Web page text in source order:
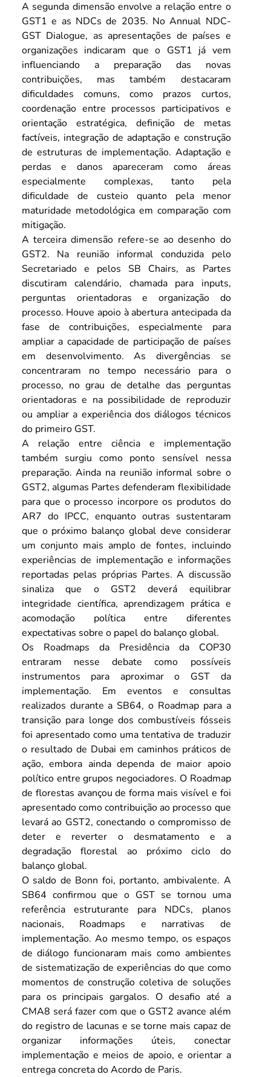
A segunda dimensão envolve a relação entre o
GST1 e as NDCs de 2035. No Annual NDC-
GST Dialogue, as apresentações de países e
organizações indicaram que o GST1 já vem
influenciando a preparação das novas
contribuições, mas também destacaram
dificuldades comuns, como prazos curtos,
coordenação entre processos participativos e
orientação estratégica, definição de metas
factíveis, integração de adaptação e construção
de estruturas de implementação. Adaptação e
perdas e danos apareceram como áreas
especialmente complexas, tanto pela
dificuldade de custeio quanto pela menor
maturidade metodológica em comparação com
mitigação.
A terceira dimensão refere-se ao desenho do
GST2. Na reunião informal conduzida pelo
Secretariado e pelos SB Chairs, as Partes
discutiram calendário, chamada para inputs,
perguntas orientadoras e organização do
processo. Houve apoio à abertura antecipada da
fase de contribuições, especialmente para
ampliar a capacidade de participação de países
em desenvolvimento. As divergências se
concentraram no tempo necessário para o
processo, no grau de detalhe das perguntas
orientadoras e na possibilidade de reproduzir
ou ampliar a experiência dos diálogos técnicos
do primeiro GST.
A relação entre ciência e implementação
também surgiu como ponto sensível nessa
preparação. Ainda na reunião informal sobre o
GST2, algumas Partes defenderam flexibilidade
para que o processo incorpore os produtos do
AR7 do IPCC, enquanto outras sustentaram
que o próximo balanço global deve considerar
um conjunto mais amplo de fontes, incluindo
experiências de implementação e informações
reportadas pelas próprias Partes. A discussão
sinaliza que o GST2 deverá equilibrar
integridade científica, aprendizagem prática e
acomodação política entre diferentes
expectativas sobre o papel do balanço global.
Os Roadmaps da Presidência da COP30
entraram nesse debate como possíveis
instrumentos para aproximar o GST da
implementação. Em eventos e consultas
realizados durante a SB64, o Roadmap para a
transição para longe dos combustíveis fósseis
foi apresentado como uma tentativa de traduzir
o resultado de Dubai em caminhos práticos de
ação, embora ainda dependa de maior apoio
político entre grupos negociadores. O Roadmap
de florestas avançou de forma mais visível e foi
apresentado como contribuição ao processo que
levará ao GST2, conectando o compromisso de
deter e reverter o desmatamento e a
degradação florestal ao próximo ciclo do
balanço global.
O saldo de Bonn foi, portanto, ambivalente. A
SB64 confirmou que o GST se tornou uma
referência estruturante para NDCs, planos
nacionais, Roadmaps e narrativas de
implementação. Ao mesmo tempo, os espaços
de diálogo funcionaram mais como ambientes
de sistematização de experiências do que como
momentos de construção coletiva de soluções
para os principais gargalos. O desafio até a
CMA8 será fazer com que o GST2 avance além
do registro de lacunas e se torne mais capaz de
organizar informações úteis, conectar
implementação e meios de apoio, e orientar a
entrega concreta do Acordo de Paris.